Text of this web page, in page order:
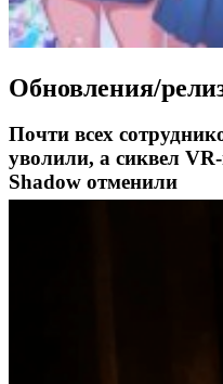
Обновления/
Почти всех
уволили, а сиквел
Shadow отменили